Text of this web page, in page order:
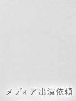
メディア出演依頼